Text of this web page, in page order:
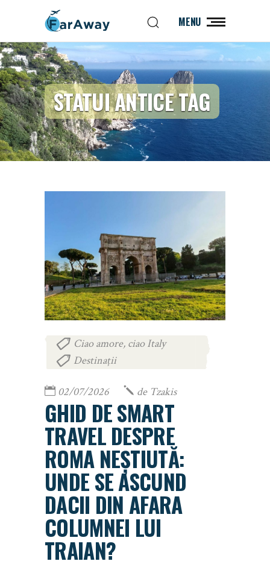
MENU
STATUI ANTICE TAG
Ciao amore, ciao Italy
Destinații
02/07/2026 de Tzakis
GHID DE SMART
TRAVEL DESPRE
ROMA NEȘTIUTĂ:
UNDE SE ASCUND
DACII DIN AFARA
COLUMNEI LUI
TRAIAN?